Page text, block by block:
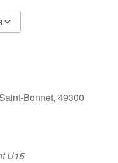
Bonnet, 49300
U15